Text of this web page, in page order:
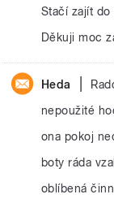
Stačí zajít do
Děkuji moc
Heda
nepoužité
ona pokoj
boty ráda
oblíbená